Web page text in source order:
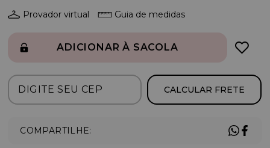
Provador virtual Guia de medidas
ADICIONAR À SACOLA
CALCULAR FRETE
COMPARTILHE: